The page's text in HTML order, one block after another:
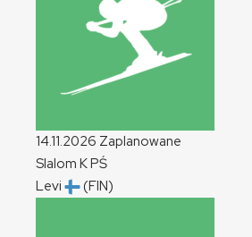
14.11.2026 Zaplanowane
Slalom KPŚ
Levi
(FIN)